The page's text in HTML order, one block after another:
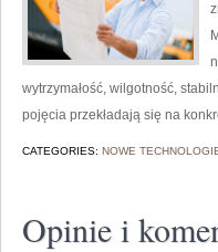
wytrzymałość, wilgotność,
pojęcia przekładają się na
CATEGORIES: NOWE
Opinie i